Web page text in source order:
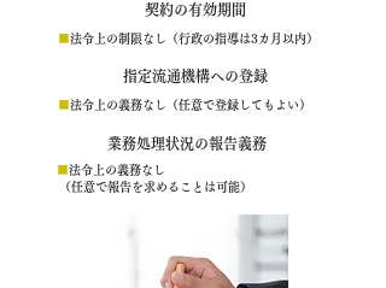
契約の有効期間
法令上の制限なし（行政の指導は3カ月以内）
指定流通機構への登録
法令上の義務なし（任意で登録してもよい）
業務処理状況の報告義務
法令上の義務なし
（任意で報告を求めることは可能）